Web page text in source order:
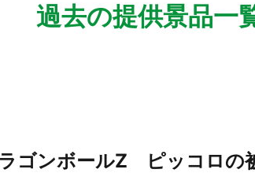
過去の提供景品一
ゴンボールZ ピッコロの